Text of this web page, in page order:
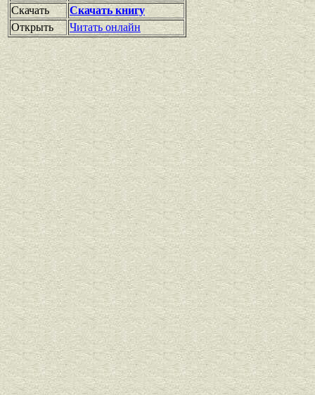
Скачать
Скачать книгу
Открыть
Читать онлайн